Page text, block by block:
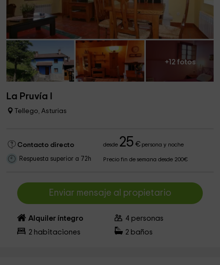
+12 fotos
La Pruvía I
Tellego, Asturias
Contacto directo desde 25 €persona y noche
Respuesta superior a 72h Precio fin de semana desde 200€
Enviar mensaje al propietario
Alquiler íntegro 4 personas
2 habitaciones 2 baños